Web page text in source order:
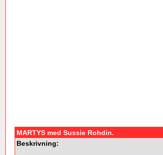
MARTYS med Sussie Rohdin.
Beskrivning: